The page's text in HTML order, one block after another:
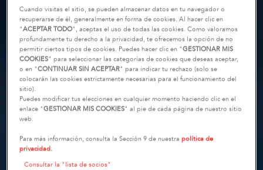
Cuando visitas el sitio, se pueden almacenar datos en tu navegador o
recuperarse de él, generalmente en forma de cookies. Al hacer clic en
"ACEPTAR TODO", aceptas el uso de todas las cookies. Como valoramos
profundamente tu derecho a la privacidad, te ofrecemos la opción de no
permitir ciertos tipos de cookies. Puedes hacer clic en "GESTIONAR MIS
COOKIES" para seleccionar las categorías de cookies que deseas aceptar,
o en "CONTINUAR SIN ACEPTAR" para indicar tu rechazo (solo se
colocarán las cookies estrictamente necesarias para el funcionamiento del
sitio).
Puedes modificar tus elecciones en cualquier momento haciendo clic en el
enlace "GESTIONAR MIS COOKIES" al pie de cada página de nuestro sitio
web.
Para más información, consulta la Sección 9 de nuestrapolítica de
privacidad.
Consultar la "lista de socios"